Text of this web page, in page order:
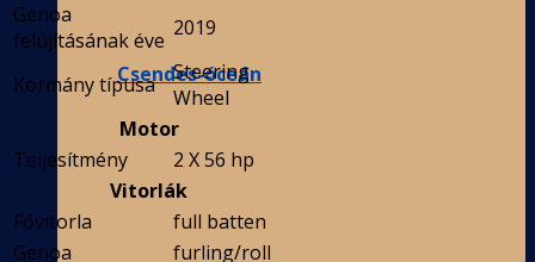
Csendes-óceán
Genoa
felújításának éve 2019
Kormány típusa
Steering
Wheel
Motor
Teljesítmény
2 X 56 hp
Vitorlák
Fővitorla
full batten
Genoa
furling/roll